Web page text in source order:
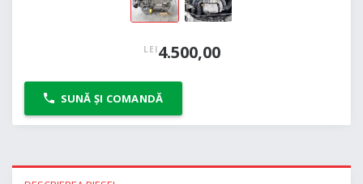
LEI4.500,00
SUNĂ ȘI COMANDĂ